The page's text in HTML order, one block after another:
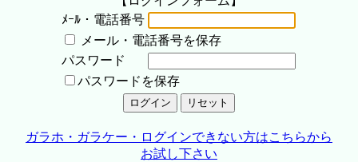
ﾒｰﾙ・電話番号
メール・電話番号を保存
パスワード
パスワードを保存
ガラホ・ガラケー・ログインできない方はこちらから
お試し下さい